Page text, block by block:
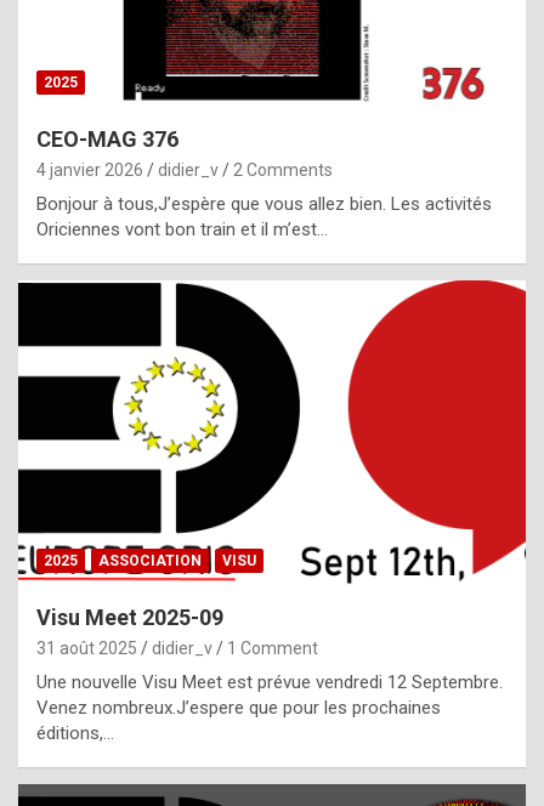
o
r
p
e
c
i
l
,
g
h
t
f
2025
CEO-MAG 376
4 janvier 2026 didier_v 2 Comments
Bonjour à tous,J’espère que vous allez bien. Les activités
Oriciennes vont bon train et il m’est…
2025 ASSOCIATION VISU
Visu Meet 2025-09
31 août 2025 didier_v 1 Comment
Une nouvelle Visu Meet est prévue vendredi 12 Septembre.
Venez nombreux.J’espere que pour les prochaines
éditions,…